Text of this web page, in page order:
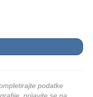
podatke